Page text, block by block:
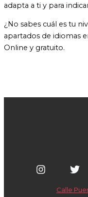
adapta a ti y para
¿No sabes cuál es tu
apartados de idiomas
Online y gratuito.
Calle